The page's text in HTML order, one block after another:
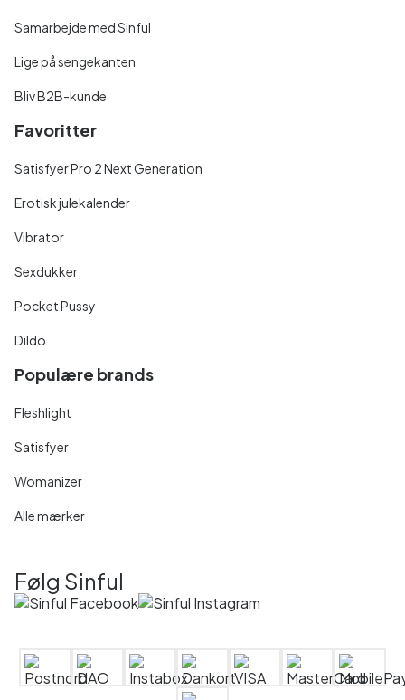
Samarbejde med Sinful
Lige på sengekanten
Bliv B2B-kunde
Favoritter
Satisfyer Pro 2 Next Generation
Erotisk julekalender
Vibrator
Sexdukker
Pocket Pussy
Dildo
Populære brands
Fleshlight
Satisfyer
Womanizer
Alle mærker
Følg Sinful